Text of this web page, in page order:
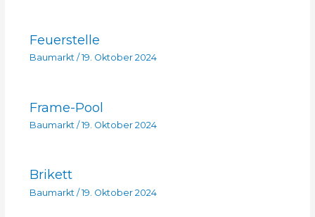
Feuerstelle
Baumarkt/ 19. Oktober 2024
Frame-Pool
Baumarkt / 19. Oktober 2024
Brikett
Baumarkt /19. Oktober 2024